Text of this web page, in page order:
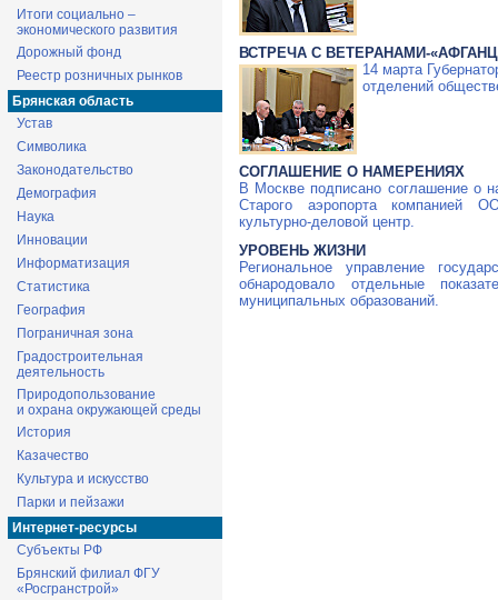
Итоги социально –
экономического развития
Дорожный фонд
Реестр розничных рынков
Брянская область
Устав
Символика
Законодательство
Демография
Наука
Инновации
Информатизация
Статистика
География
Пограничная зона
Градостроительная
деятельность
Природопользование
и охрана окружающей среды
История
Казачество
Культура и искусство
Парки и пейзажи
Интернет-ресурсы
Субъекты РФ
Брянский филиал ФГУ
«Росгранстрой»
ВСТРЕЧА С ВЕТЕРАНАМИ-
14 марта
отделений
СОГЛАШЕНИЕ О НАМЕРЕНИЯХ
В Москве подписано соглашение о
Старого аэропорта компанией
культурно-деловой центр.
УРОВЕНЬ ЖИЗНИ
Региональное управление
обнародовало отдельные
муниципальных образований.